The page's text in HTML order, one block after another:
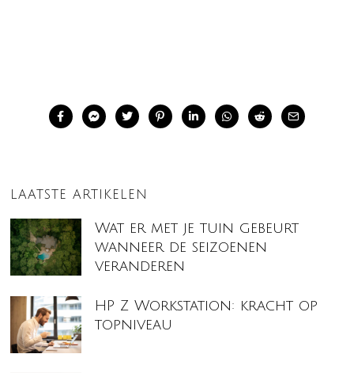
LAATSTE ARTIKELEN
Wat er met je tuin gebeurt
wanneer de seizoenen
veranderen
HP Z Workstation: kracht op
topniveau